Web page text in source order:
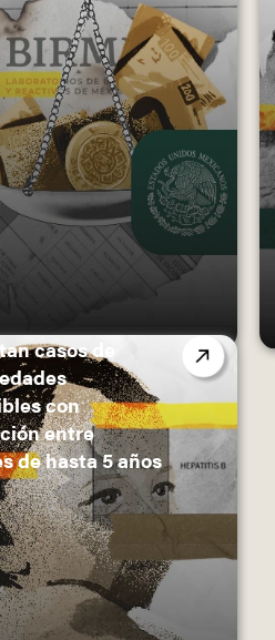
casos de
con
entre
de hasta 5 años